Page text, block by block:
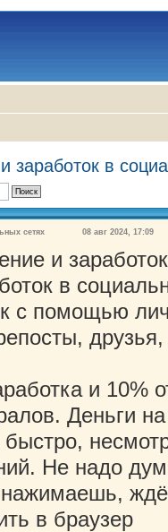
заработок в
сетях 08 авг 2024, 17:09
и
в
с помощью
и 10%
Деньги
быстро,
Не надо
нажимаешь,
в браузер